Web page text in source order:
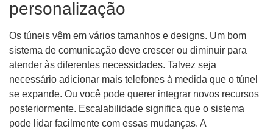
personalização
Os túneis vêm em vários tamanhos e designs. Um bom
sistema de comunicação deve crescer ou diminuir para
atender às diferentes necessidades. Talvez seja
necessário adicionar mais telefones à medida que o túnel
se expande. Ou você pode querer integrar novos recursos
posteriormente. Escalabilidade significa que o sistema
pode lidar facilmente com essas mudanças. A